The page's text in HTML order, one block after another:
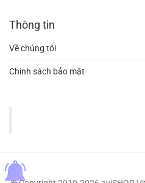
Thông tin
Về chúng tôi
Chính sách bảo mật